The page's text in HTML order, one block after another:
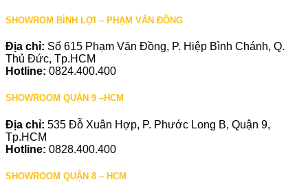
SHOWROM BÌNH LỢI – PHẠM VĂN ĐỒNG
Địa chỉ: Số 615 Phạm Văn Đồng, P. Hiệp Bình Chánh, Q.
Thủ Đức, Tp.HCM
Hotline: 0824.400.400
SHOWROOM QUẬN 9 –HCM
Địa chỉ: 535 Đỗ Xuân Hợp, P. Phước Long B, Quận 9,
Tp.HCM
Hotline: 0828.400.400
SHOWROOM QUẬN 8 – HCM